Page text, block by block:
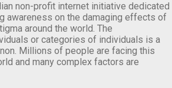
non-profit internet initiative dedicated
awareness on the damaging effects of
around the world. The
or categories of individuals is a
Millions of people are facing this
and many complex factors are